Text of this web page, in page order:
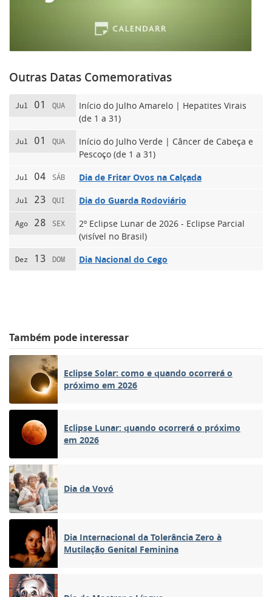
Outras Datas Comemorativas
Jul 01 QUA
Início do Julho Amarelo | Hepatites Virais
(de 1 a 31)
Jul 01 QUA
Início do Julho Verde | Câncer de Cabeça e
Pescoço (de 1 a 31)
Jul 04 SÁB Dia de Fritar Ovos na Calçada
Jul 23 QUI Dia do Guarda Rodoviário
Ago 28 SEX
2º Eclipse Lunar de 2026 - Eclipse Parcial
(visível no Brasil)
Dez 13 DOM Dia Nacional do Cego
Também pode interessar
Eclipse Solar: como e quando ocorrerá o
próximo em 2026
Eclipse Lunar: quando ocorrerá o próximo
em 2026
Dia da Vovó
Dia Internacional da Tolerância Zero à
Mutilação Genital Feminina